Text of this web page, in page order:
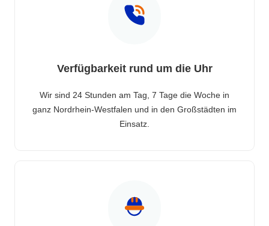
Verfügbarkeit rund um die Uhr
Wir sind 24 Stunden am Tag, 7 Tage die Woche in
ganz Nordrhein-Westfalen und in den Großstädten im
Einsatz.